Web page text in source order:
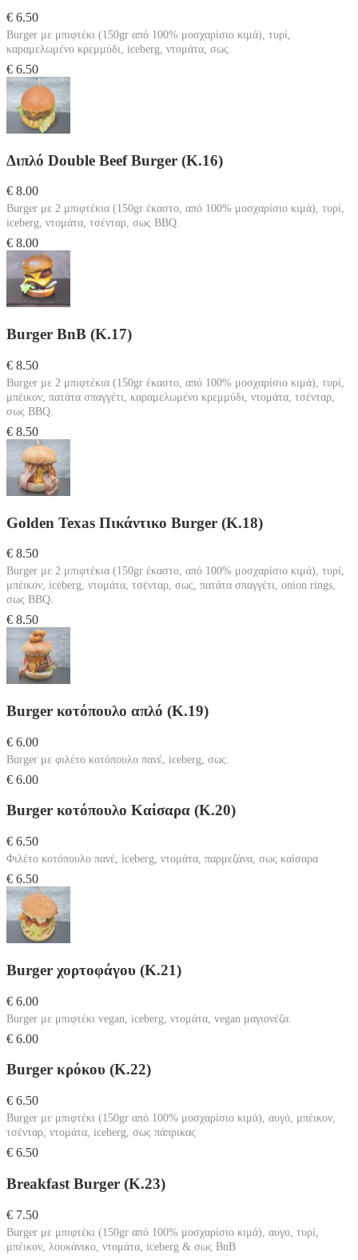
€ 6.50
Burger με μπιφτέκι (150gr από 100% μοσχαρίσιο κιμά), τυρί,
καραμελωμένο κρεμμύδι, iceberg, ντομάτα, σως.
€ 6.50
Διπλό Double Beef Burger (Κ.16)
€ 8.00
Burger με 2 μπιφτέκια (150gr έκαστο, από 100% μοσχαρίσιο κιμά), τυρί,
iceberg, ντομάτα, τσένταρ, σως BBQ.
€ 8.00
Burger BnB (Κ.17)
€ 8.50
Burger με 2 μπιφτέκια (150gr έκαστο, από 100% μοσχαρίσιο κιμά), τυρί,
μπέικον, πατάτα σπαγγέτι, καραμελωμένο κρεμμύδι, ντομάτα, τσένταρ,
σως BBQ.
€ 8.50
Golden Texas Πικάντικο Burger (Κ.18)
€ 8.50
Burger με 2 μπιφτέκια (150gr έκαστο, από 100% μοσχαρίσιο κιμά), τυρί,
μπέικον, iceberg, ντομάτα, τσένταρ, σως, πατάτα σπαγγέτι, onion rings,
σως BBQ.
€ 8.50
Burger κοτόπουλο απλό (Κ.19)
€ 6.00
Burger με φιλέτο κοτόπουλο πανέ, iceberg, σως.
€ 6.00
Burger κοτόπουλο Καίσαρα (Κ.20)
€ 6.50
Φιλέτο κοτόπουλο πανέ, iceberg, ντομάτα, παρμεζάνα, σως καίσαρα
€ 6.50
Burger χορτοφάγου (Κ.21)
€ 6.00
Burger με μπιφτέκι vegan, iceberg, ντομάτα, vegan μαγιονέζα.
€ 6.00
Burger κρόκου (Κ.22)
€ 6.50
Burger με μπιφτέκι (150gr από 100% μοσχαρίσιο κιμά), αυγό, μπέικον,
τσένταρ, ντομάτα, iceberg, σως πάπρικας
€ 6.50
Breakfast Burger (Κ.23)
€ 7.50
Burger με μπιφτέκι (150gr από 100% μοσχαρίσιο κιμά), αυγο, τυρί,
μπέικον, λουκάνικο, ντομάτα, iceberg & σως BnB